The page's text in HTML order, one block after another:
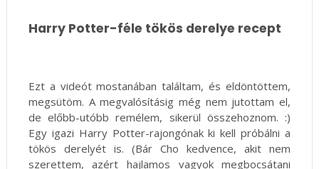
Harry Potter-féle tökös derelye recept
Ezt a videót mostanában találtam, és eldöntöttem,
megsütöm. A megvalósításig még nem jutottam el,
de előbb-utóbb remélem, sikerül összehoznom. :)
Egy igazi Harry Potter-rajongónak ki kell próbálni a
tökös derelyét is. (Bár Cho kedvence, akit nem
szerettem, azért hajlamos vagyok megbocsátani